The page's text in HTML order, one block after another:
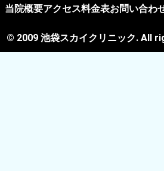
当院概要アクセス料金表お問い合わ
© 2009 池袋スカイクリニック. All